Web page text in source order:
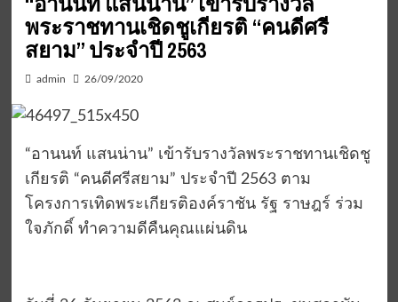
พระราชทานเชิดชูเกียรติ “คนดีศรี
สยาม” ประจำปี 2563
admin 26/09/2020
“อานนท์ แสนน่าน” เข้ารับรางวัลพระราชทานเชิดชู
เกียรติ “คนดีศรีสยาม” ประจำปี 2563 ตาม
โครงการเทิดพระเกียรติองค์ราชัน รัฐ ราษฎร์ ร่วม
ใจภักดิ์ ทำความดีคืนคุณแผ่นดิน